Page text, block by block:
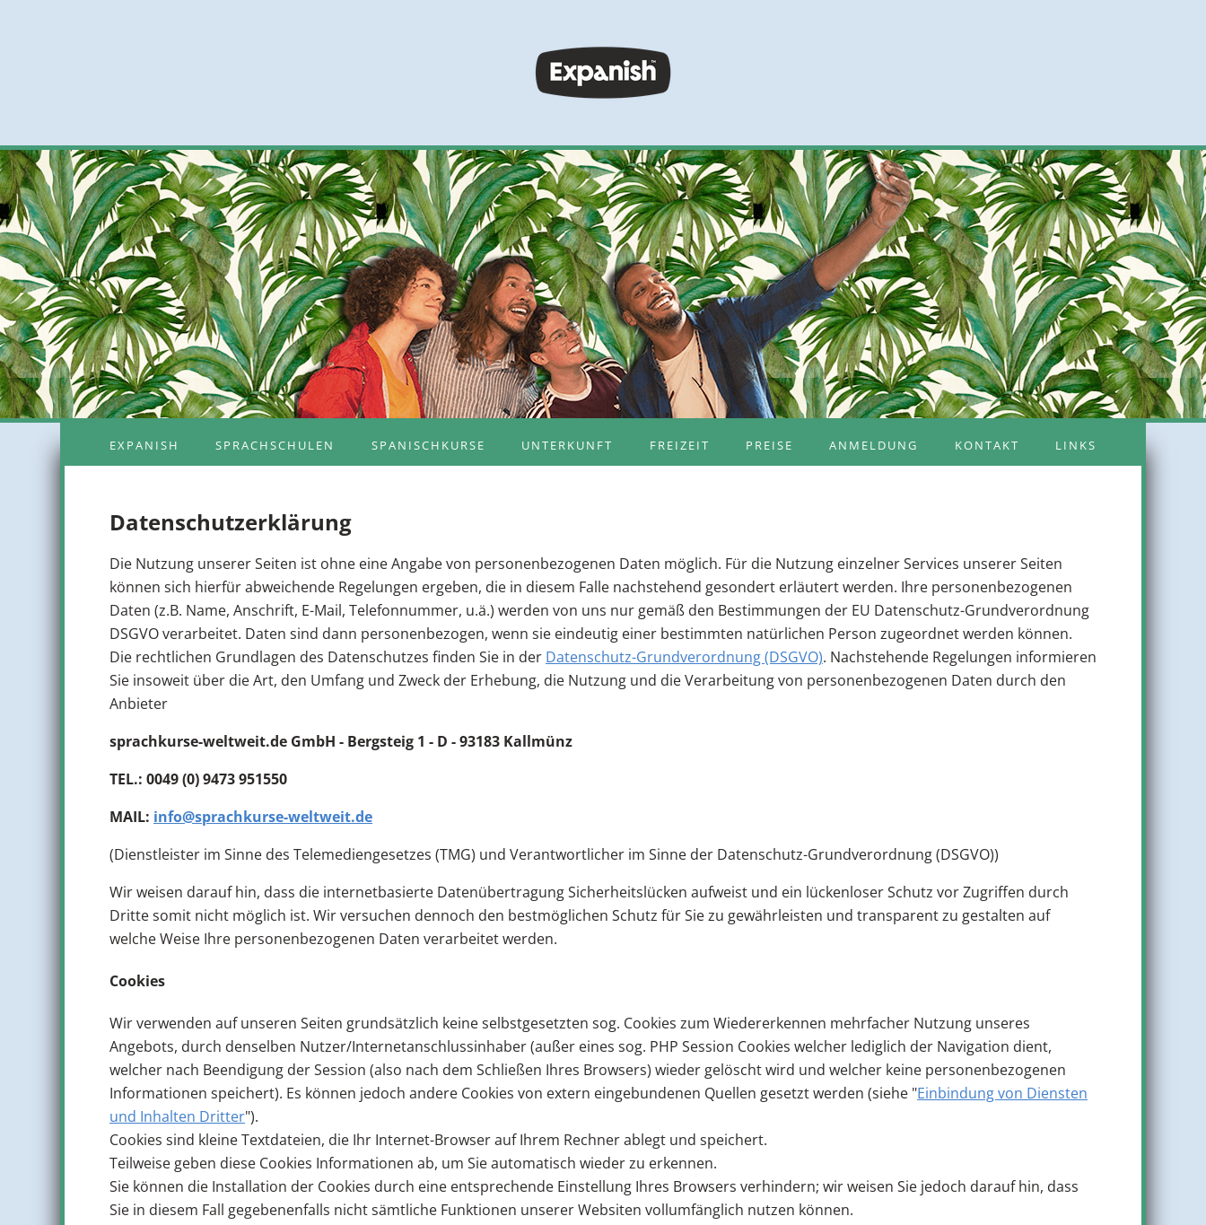
EXPANISH SPRACHSCHULEN SPANISCHKURSE UNTERKUNFT FREIZEIT PREISE ANMELDUNG KONTAKT LINKS
Datenschutzerklärung
Die Nutzung unserer Seiten ist ohne eine Angabe von personenbezogenen Daten möglich. Für die Nutzung einzelner Services unserer Seiten
können sich hierfür abweichende Regelungen ergeben, die in diesem Falle nachstehend gesondert erläutert werden. Ihre personenbezogenen
Daten (z.B. Name, Anschrift, E-Mail, Telefonnummer, u.ä.) werden von uns nur gemäß den Bestimmungen der EU Datenschutz-Grundverordnung
DSGVO verarbeitet. Daten sind dann personenbezogen, wenn sie eindeutig einer bestimmten natürlichen Person zugeordnet werden können.
Die rechtlichen Grundlagen des Datenschutzes finden Sie in der Datenschutz-Grundverordnung (DSGVO). Nachstehende Regelungen informieren
Sie insoweit über die Art, den Umfang und Zweck der Erhebung, die Nutzung und die Verarbeitung von personenbezogenen Daten durch den
Anbieter
sprachkurse-weltweit.de GmbH - Bergsteig 1 - D - 93183 Kallmünz
TEL.: 0049 (0) 9473 951550
MAIL: info@sprachkurse-weltweit.de
(Dienstleister im Sinne des Telemediengesetzes (TMG) und Verantwortlicher im Sinne der Datenschutz-Grundverordnung (DSGVO))
Wir weisen darauf hin, dass die internetbasierte Datenübertragung Sicherheitslücken aufweist und ein lückenloser Schutz vor Zugriffen durch
Dritte somit nicht möglich ist. Wir versuchen dennoch den bestmöglichen Schutz für Sie zu gewährleisten und transparent zu gestalten auf
welche Weise Ihre personenbezogenen Daten verarbeitet werden.
Cookies
Wir verwenden auf unseren Seiten grundsätzlich keine selbstgesetzten sog. Cookies zum Wiedererkennen mehrfacher Nutzung unseres
Angebots, durch denselben Nutzer/Internetanschlussinhaber (außer eines sog. PHP Session Cookies welcher lediglich der Navigation dient,
welcher nach Beendigung der Session (also nach dem Schließen Ihres Browsers) wieder gelöscht wird und welcher keine personenbezogenen
Informationen speichert). Es können jedoch andere Cookies von extern eingebundenen Quellen gesetzt werden (siehe "Einbindung von Diensten
und Inhalten Dritter").
Cookies sind kleine Textdateien, die Ihr Internet-Browser auf Ihrem Rechner ablegt und speichert.
Teilweise geben diese Cookies Informationen ab, um Sie automatisch wieder zu erkennen.
Sie können die Installation der Cookies durch eine entsprechende Einstellung Ihres Browsers verhindern; wir weisen Sie jedoch darauf hin, dass
Sie in diesem Fall gegebenenfalls nicht sämtliche Funktionen unserer Websiten vollumfänglich nutzen können.